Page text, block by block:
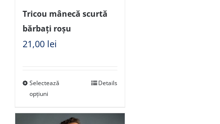
Tricou mânecă scurtă
bărbați roșu
21,00 lei
Selectează
opțiuni
Details